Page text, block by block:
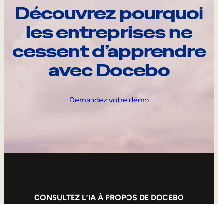
Découvrez pourquoi
les entreprises ne
cessent d’apprendre
avec Docebo
Demandez votre démo
CONSULTEZ L’IA À PROPOS DE DOCEBO